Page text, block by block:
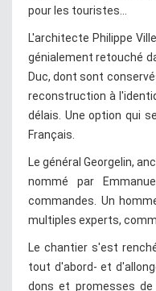
pour les touristes...
L'architecte Philippe
génialement retouché
Duc, dont sont
reconstruction à
délais. Une option qui
Français.
Le général Georgelin,
nommé par
commandes. Un
multiples experts,
Le chantier s'est
tout d'abord- et
dons et promesses